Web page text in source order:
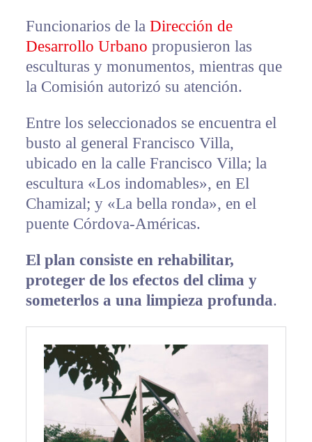
Funcionarios de la Dirección de
Desarrollo Urbano propusieron las
esculturas y monumentos, mientras que
la Comisión autorizó su atención.
Entre los seleccionados se encuentra el
busto al general Francisco Villa,
ubicado en la calle Francisco Villa; la
escultura «Los indomables», en El
Chamizal; y «La bella ronda», en el
puente Córdova-Américas.
El plan consiste en rehabilitar,
proteger de los efectos del clima y
someterlos a una limpieza profunda.